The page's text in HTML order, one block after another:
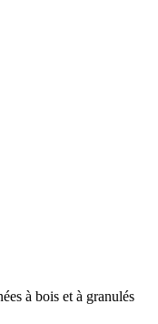
à bois et à granulés